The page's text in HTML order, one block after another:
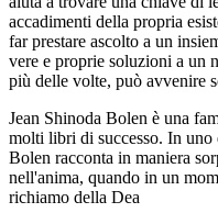
accadimenti della propria
far prestare ascolto a un
vere e proprie soluzioni a un
più delle volte, può avvenire
Jean Shinoda Bolen è una
molti libri di successo. In
Bolen racconta in maniera
nell'anima, quando in un
richiamo della Dea